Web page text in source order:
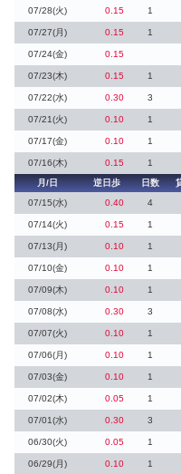
07/28(火) 0.15 1
07/27(月) 0.15 1
07/24(金) 0.15
07/23(木) 0.15 1
07/22(水) 0.30 3
07/21(火) 0.10 1
07/17(金) 0.10 1
07/16(木) 0.15 1
月/日
逆日歩 日数
07/15(水)
0.40 4
07/14(火) 0.15 1
07/13(月) 0.10 1
07/10(金) 0.10 1
07/09(木) 0.10 1
07/08(水) 0.30 3
07/07(火) 0.10 1
07/06(月) 0.10 1
07/03(金) 0.10 1
07/02(木) 0.05 1
07/01(水) 0.30 3
06/30(火) 0.05 1
06/29(月) 0.10 1